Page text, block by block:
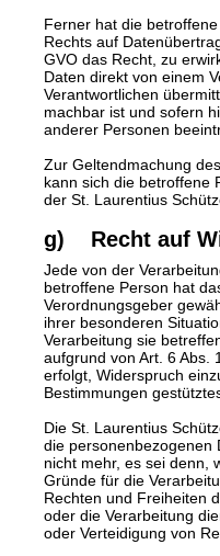
Ferner hat die
Rechts auf
GVO das Recht, zu
Daten direkt von einem
Verantwortlichen
machbar ist und sofern
anderer Personen
Zur Geltendmachung
kann sich die betroffene
der St. Laurentius
g) Recht auf
Jede von der
betroffene Person hat
Verordnungsgeber
ihrer besonderen
Verarbeitung sie
aufgrund von Art. 6 Abs.
erfolgt, Widerspruch
Bestimmungen
Die St. Laurentius
die personenbezogenen
nicht mehr, es sei denn,
Gründe für die
Rechten und Freiheiten
oder die Verarbeitung
oder Verteidigung von